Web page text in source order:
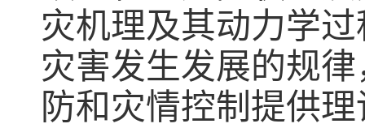
灾机理及其动力学
灾害发生发展的规
防和灾情控制提供